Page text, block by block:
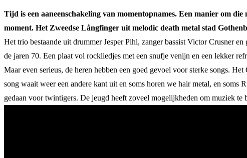
Tijd is een aaneenschakeling van momentopnames. Een manier om
moment. Het Zweedse Långfinger uit melodic death metal stad
Het trio bestaande uit drummer Jesper Pihl, zanger bassist Victor Crusner
de jaren 70. Een plaat vol rockliedjes met een snufje venijn en een lekker
Maar even serieus, de heren hebben een goed gevoel voor sterke songs.
song waait weer een andere kant uit en soms horen we hair metal, en soms
gedaan voor twintigers. De jeugd heeft zoveel mogelijkheden om muziek